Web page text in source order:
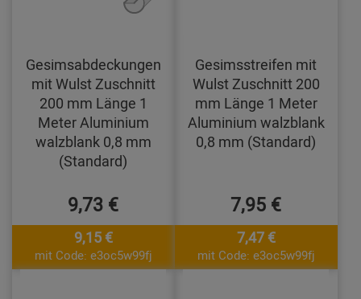
Gesimsabdeckungen
mit Wulst Zuschnitt
200 mm Länge 1
Meter Aluminium
walzblank 0,8 mm
(Standard)
9,73 €
9,15 €
mit Code: e3oc5w99fj
Gesimsstreifen mit
Wulst Zuschnitt 200
mm Länge 1 Meter
Aluminium walzblank
0,8 mm (Standard)
7,95 €
7,47 €
mit Code: e3oc5w99fj